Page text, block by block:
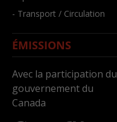
- Transport / Circulation
ÉMISSIONS
Avec la participation du
gouvernement du
Canada